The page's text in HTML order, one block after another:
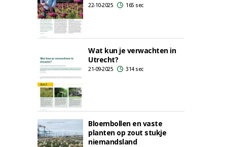
22-10-2025 165 sec
Wat kun je verwachten in
Utrecht?
21-09-2025 314 sec
Bloembollen en vaste
planten op zout stukje
niemandsland